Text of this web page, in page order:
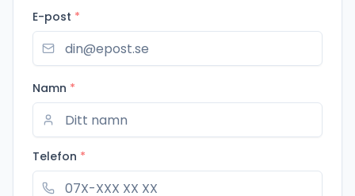
E-post *
Namn *
Telefon *